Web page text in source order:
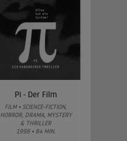
Pi - Der Film
FILM • SCIENCE-FICTION,
HORROR, DRAMA, MYSTERY
& THRILLER
1998 • 84 MIN.